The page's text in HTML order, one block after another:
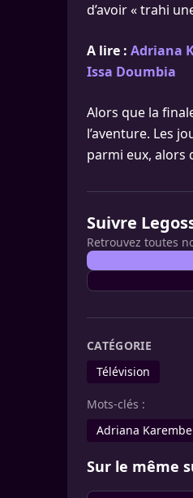
d’avoir « trahi
A lire : Adriana
Issa Doumbia
Alors que la
l’aventure. Les
parmi eux, alors
Suivre
Retrouvez toutes
CATÉGORIE
Télévision
Mots-clés :
Adriana
Sur le même